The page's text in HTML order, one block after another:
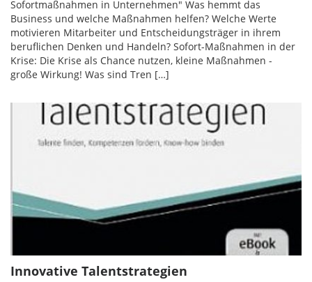
Sofortmaßnahmen in Unternehmen" Was hemmt das
Business und welche Maßnahmen helfen? Welche Werte
motivieren Mitarbeiter und Entscheidungsträger in ihrem
beruflichen Denken und Handeln? Sofort-Maßnahmen in der
Krise: Die Krise als Chance nutzen, kleine Maßnahmen -
große Wirkung! Was sind Tren […]
Innovative Talentstrategien